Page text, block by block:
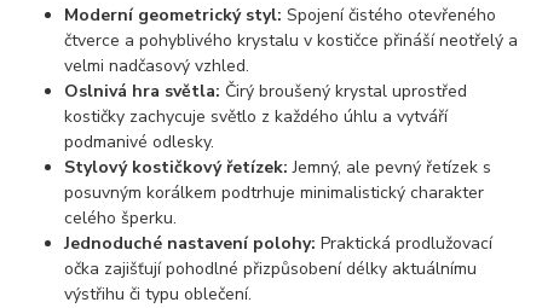
Moderní geometrický styl: Spojení čistého otevřeného
čtverce a pohyblivého krystalu v kostičce přináší neotřelý a
velmi nadčasový vzhled.
Oslnivá hra světla: Čirý broušený krystal uprostřed
kostičky zachycuje světlo z každého úhlu a vytváří
podmanivé odlesky.
Stylový kostičkový řetízek: Jemný, ale pevný řetízek s
posuvným korálkem podtrhuje minimalistický charakter
celého šperku.
Jednoduché nastavení polohy: Praktická prodlužovací
očka zajišťují pohodlné přizpůsobení délky aktuálnímu
výstřihu či typu oblečení.